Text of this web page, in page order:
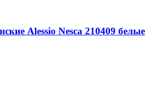
Alessio Nesca 210409 белые